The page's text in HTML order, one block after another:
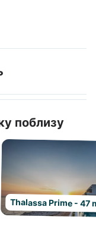
поблизу
Thalassa Prime - 47